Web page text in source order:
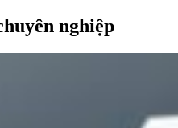
nghiệp